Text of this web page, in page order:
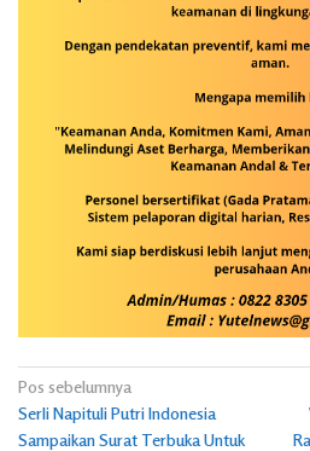
Navigasi
pos
Pos sebelumnya
Serli Napituli Putri Indonesia
Sampaikan Surat Terbuka Untuk